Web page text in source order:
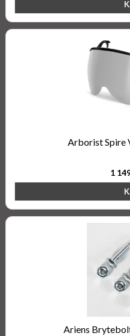
Arborist Spire
1
Ariens